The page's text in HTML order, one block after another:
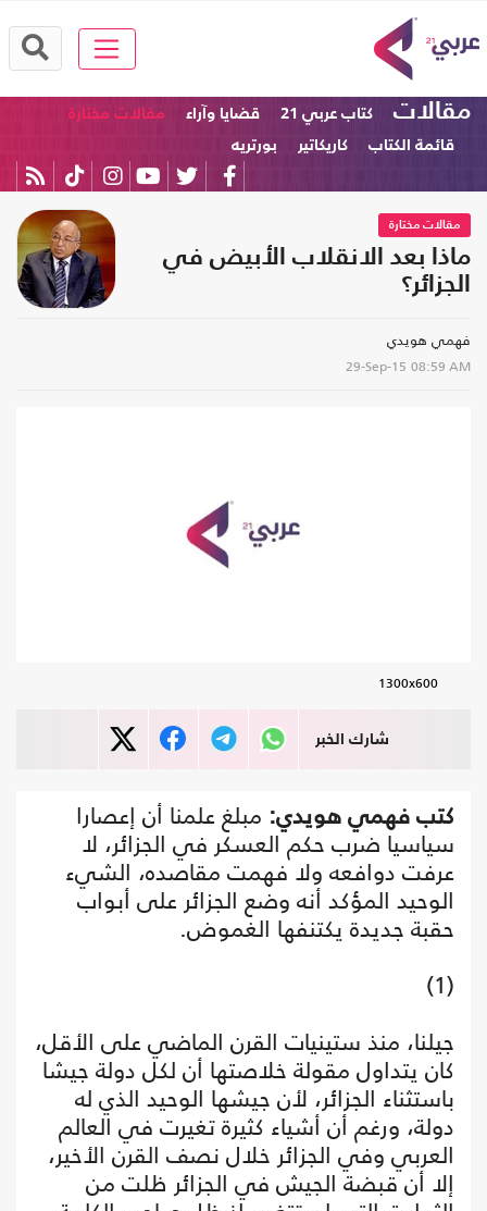
مقالات كتاب عربي 21 قضايا وآراء
مقالات مختارة
قائمة الكتاب
كاريكاتير بورتريه
مقالات مختارة
ماذا بعد الانقلاب الأبيض في
الجزائر؟
فهمي هويدي
29-Sep-15 08:59 AM
1300x600
شارك الخبر
كتب فهمي هويدي: مبلغ علمنا أن إعصارا
سياسيا ضرب حكم العسكر في الجزائر، لا
عرفت دوافعه ولا فهمت مقاصده، الشيء
الوحيد المؤكد أنه وضع الجزائر على أبواب
حقبة جديدة يكتنفها الغموض.
(1)
جيلنا، منذ ستينيات القرن الماضي على الأقل،
كان يتداول مقولة خلاصتها أن لكل دولة جيشا
باستثناء الجزائر، لأن جيشها الوحيد الذي له
دولة، ورغم أن أشياء كثيرة تغيرت في العالم
العربي وفي الجزائر خلال نصف القرن الأخير،
إلا أن قبضة الجيش في الجزائر ظلت من